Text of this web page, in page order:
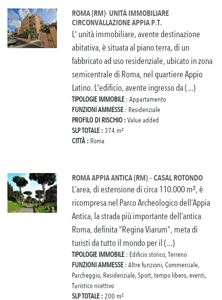
ROMA (RM)- UNITÀ IMMOBILIARE
CIRCONVALLAZIONE APPIA P.T.
L' unità immobiliare, avente destinazione
abitativa, è situata al piano terra, di un
fabbricato ad uso residenziale, ubicato in zona
semicentrale di Roma, nel quartiere Appio
Latino. L'edificio, avente ingresso da (...)
TIPOLOGIE IMMOBILE : Appartamento
FUNZIONI AMMESSE : Residenziale
PROFILO DI RISCHIO : Value added
SLP TOTALE : 374 m²
CITTÀ : Roma
ROMA APPIA ANTICA (RM) – CASAL ROTONDO
L’area, di estensione di circa 110.000 m², è
ricompresa nel Parco Archeologico dell’Appia
Antica, la strada più importante dell’antica
Roma, definita “Regina Viarum”, meta di
turisti da tutto il mondo per il (...)
TIPOLOGIE IMMOBILE : Edificio storico, Terreno
FUNZIONI AMMESSE : Altre funzioni, Commerciale,
Parcheggio, Residenziale, Sport, tempo libero, eventi,
Turistico ricettivo
SLP TOTALE : 200 m²